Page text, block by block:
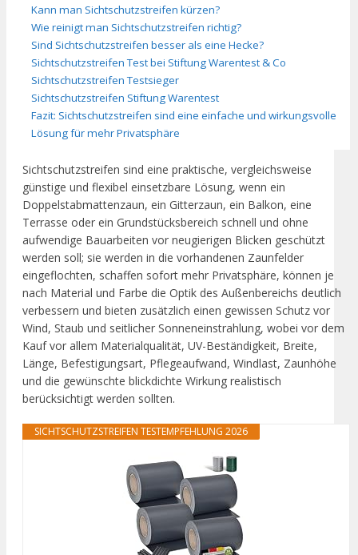
Kann man Sichtschutzstreifen kürzen?
Wie reinigt man Sichtschutzstreifen richtig?
Sind Sichtschutzstreifen besser als eine Hecke?
Sichtschutzstreifen Test bei Stiftung Warentest & Co
Sichtschutzstreifen Testsieger
Sichtschutzstreifen Stiftung Warentest
Fazit: Sichtschutzstreifen sind eine einfache und wirkungsvolle
Lösung für mehr Privatsphäre
Sichtschutzstreifen sind eine praktische, vergleichsweise
günstige und flexibel einsetzbare Lösung, wenn ein
Doppelstabmattenzaun, ein Gitterzaun, ein Balkon, eine
Terrasse oder ein Grundstücksbereich schnell und ohne
aufwendige Bauarbeiten vor neugierigen Blicken geschützt
werden soll; sie werden in die vorhandenen Zaunfelder
eingeflochten, schaffen sofort mehr Privatsphäre, können je
nach Material und Farbe die Optik des Außenbereichs deutlich
verbessern und bieten zusätzlich einen gewissen Schutz vor
Wind, Staub und seitlicher Sonneneinstrahlung, wobei vor dem
Kauf vor allem Materialqualität, UV-Beständigkeit, Breite,
Länge, Befestigungsart, Pflegeaufwand, Windlast, Zaunhöhe
und die gewünschte blickdichte Wirkung realistisch
berücksichtigt werden sollten.
SICHTSCHUTZSTREIFEN TESTEMPFEHLUNG 2026